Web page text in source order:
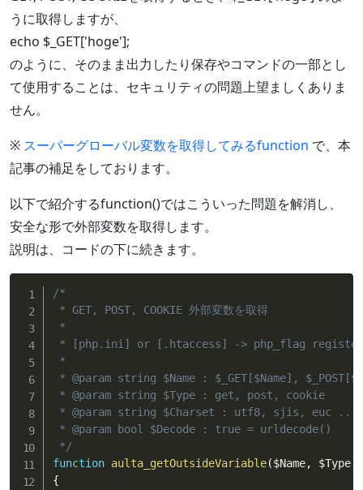
うに取得しますが、
echo $_GET['hoge'];
のように、そのまま出力したり保存やコマンドの一部とし
て使用することは、セキュリティの問題上望ましくありま
せん。
※ スーパーグローバル変数を取得してみるfunction で、本
記事の補足をしております。
以下で紹介するfunction()ではこういった問題を解消し、
安全な形で外部変数を取得します。
説明は、コードの下に続きます。
/*
* GET, POST, COOKIE 外部変数を取得
*
* [php.ini] or [.htaccess] -> php_flag
*
* @param string $Name : $_GET[$Name],
* @param string $Type : get, post, cookie
* @param string $Charset : utf8, sjis, euc ...
* @param bool $Decode : true = urldecode()
*/
function aulta_getOutsideVariable($Name, $Type
{